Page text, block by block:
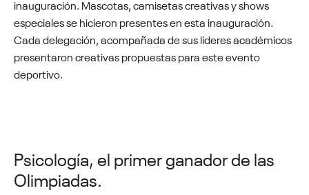
inauguración. Mascotas, camisetas creativas y shows
especiales se hicieron presentes en esta inauguración.
Cada delegación, acompañada de sus líderes académicos
presentaron creativas propuestas para este evento
deportivo.
Psicología, el primer ganador de las
Olimpiadas.